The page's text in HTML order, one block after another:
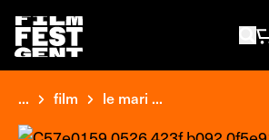
... film le mari ...